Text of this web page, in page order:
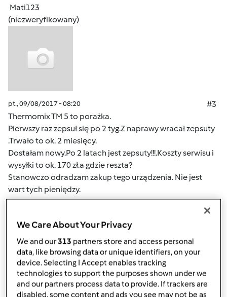
Mati123
(niezweryfikowany)
pt., 09/08/2017 - 08:20
#3
Thermomix TM 5 to porażka.
Pierwszy raz zepsuł się po 2 tyg.Z naprawy wracał zepsuty
.Trwało to ok. 2 miesięcy.
Dostałam nowy.Po 2 latach jest zepsuty!!!.Koszty serwisu i
wysyłki to ok. 170 zł.a gdzie reszta?
Stanowczo odradzam zakup tego urządzenia. Nie jest
wart tych pieniędzy.
Ciągle się zawieszał i psuł.
Zalogujlub zarejestruj sięaby dodawać
komentarze
We Care About Your Privacy
We and our313 partners store and access personal
data, like browsing data or unique identifiers, on your
device. Selecting I Accept enables tracking
technologies to support the purposes shown under we
and our partners process data to provide. If trackers are
disabled, some content and ads you see may not be as